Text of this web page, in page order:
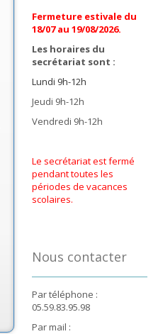
Fermeture estivale du
18/07 au 19/08/2026.
Les horaires du
secrétariat sont :
Lundi 9h-12h
Jeudi 9h-12h
Vendredi 9h-12h
Le secrétariat est fermé
pendant toutes les
périodes de vacances
scolaires.
Nous contacter
Par téléphone :
05.59.83.95.98
Par mail :